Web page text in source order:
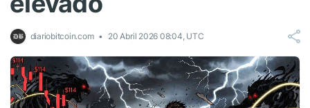
diariobitcoin.com 20 Abril 2026 08:04, UTC